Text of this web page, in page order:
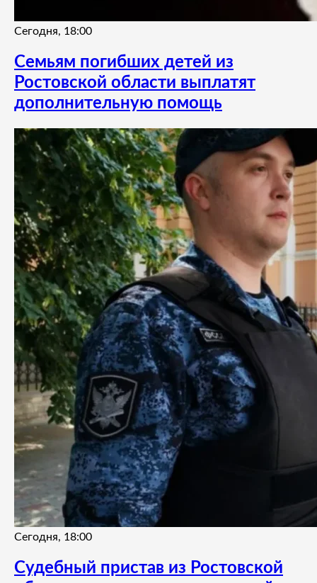
Сегодня, 18:00
Семьям погибших детей из
Ростовской области выплатят
дополнительную помощь
Сегодня, 18:00
Судебный пристав из Ростовской